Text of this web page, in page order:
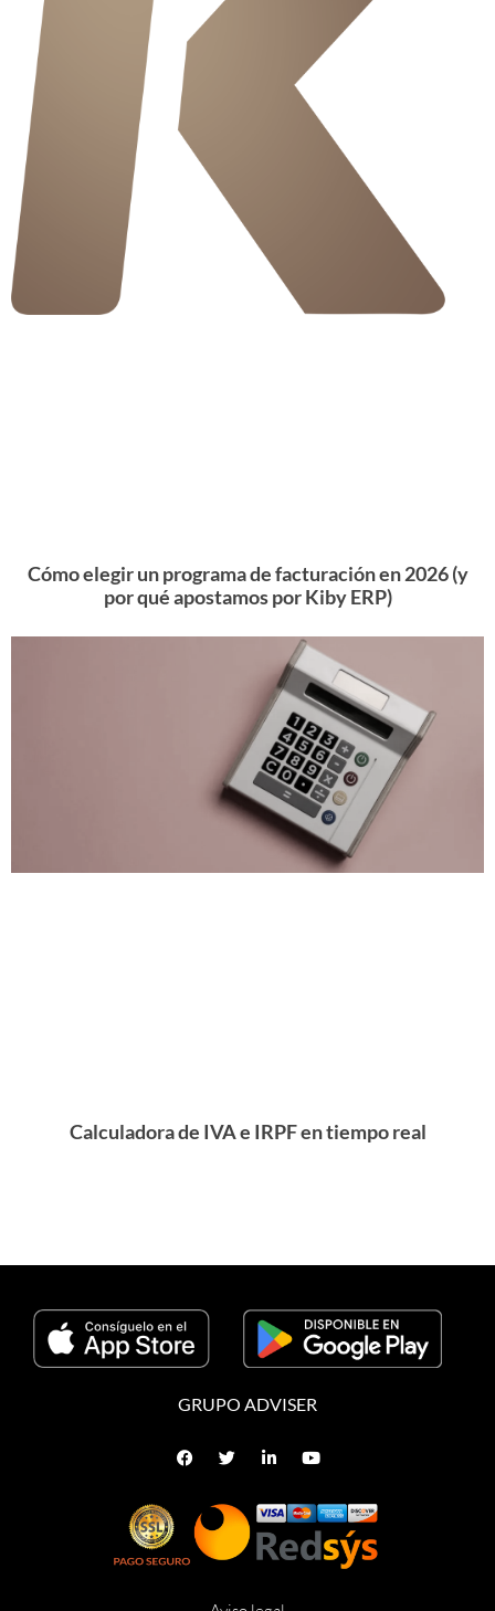
Cómo elegir un programa de facturación en 2026 (y
por qué apostamos por Kiby ERP)
Calculadora de IVA e IRPF en tiempo real
GRUPO ADVISER